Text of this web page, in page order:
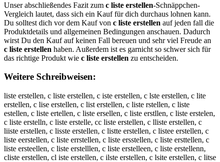
Unser abschließendes Fazit zum c liste erstellen-Schnäppchen-
Vergleich lautet, dass sich ein Kauf für dich durchaus lohnen kann.
Du solltest dich vor dem Kauf von c liste erstellen auf jeden fall die
Produktdetails und allgemeinen Bedingungen anschauen. Dadurch
wirst Du den Kauf auf keinen Fall bereuen und sehr viel Freude an
c liste erstellen haben. Außerdem ist es garnicht so schwer sich für
das richtige Produkt wie c liste erstellen zu entscheiden.
Weitere Schreibweisen:
liste erstellen, c liste erstellen, c iste erstellen, c lste erstellen, c lite
erstellen, c lise erstellen, c list erstellen, c liste rstellen, c liste
estellen, c liste ertellen, c liste ersellen, c liste erstllen, c liste erstelen,
c liste erstelln, c liste erstelle, cc liste erstellen, c lliste erstellen, c
liiste erstellen, c lisste erstellen, c listte erstellen, c listee erstellen, c
liste eerstellen, c liste errstellen, c liste ersstellen, c liste ersttellen, c
liste ersteellen, c liste erstelllen, c liste erstelleen, c liste erstellenn,
cliste erstellen, cl iste erstellen, c ilste erstellen, c lsite erstellen, c litse